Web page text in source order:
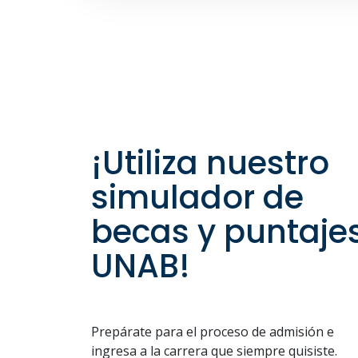
¡Utiliza nuestro
simulador de
becas y
UNAB!
Prepárate para el proceso de admisión e
ingresa a la carrera que siempre quisiste.